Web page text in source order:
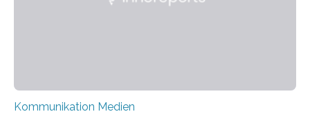
Kommunikation Medien